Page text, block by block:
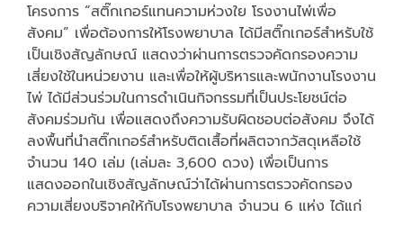
โครงการ “สติ๊กเกอร์แทนความห่วงใย โรงงานไพ่เพื่อ
สังคม” เพื่อต้องการให้โรงพยาบาล ได้มีสติ๊กเกอร์สำหรับใช้
เป็นเชิงสัญลักษณ์ แสดงว่าผ่านการตรวจคัดกรองความ
เสี่ยงใช้ในหน่วยงาน และเพื่อให้ผู้บริหารและพนักงานโรงงาน
ไพ่ ได้มีส่วนร่วมในการดำเนินกิจกรรมที่เป็นประโยชน์ต่อ
สังคมร่วมกัน เพื่อแสดงถึงความรับผิดชอบต่อสังคม จึงได้
ลงพื้นที่นำสติ๊กเกอร์สำหรับติดเสื้อที่ผลิตจากวัสดุเหลือใช้
จำนวน 140 เล่ม (เล่มละ 3,600 ดวง) เพื่อเป็นการ
แสดงออกในเชิงสัญลักษณ์ว่าได้ผ่านการตรวจคัดกรอง
ความเสี่ยงบริจาคให้กับโรงพยาบาล จำนวน 6 แห่ง ได้แก่